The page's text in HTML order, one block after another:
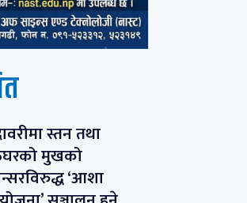
स्तन तथा
मुखको
‘आशा